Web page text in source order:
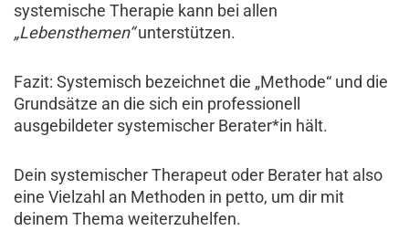
systemische Therapie kann bei allen
„Lebensthemen“unterstützen.
Fazit: Systemisch bezeichnet die „Methode“ und die
Grundsätze an die sich ein professionell
ausgebildeter systemischer Berater*in hält.
Dein systemischer Therapeut oder Berater hat also
eine Vielzahl an Methoden in petto, um dir mit
deinem Thema weiterzuhelfen.